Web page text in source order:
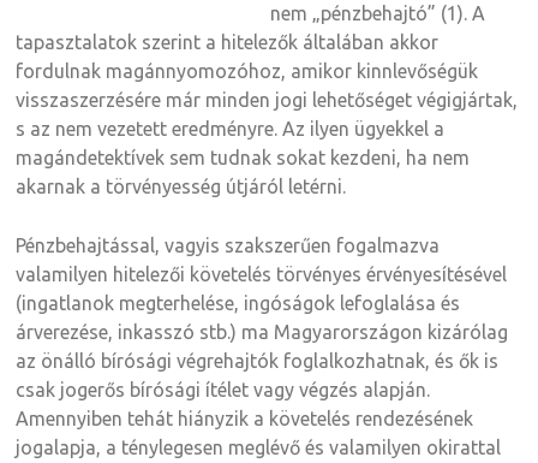
nem „pénzbehajtó” (1). A
tapasztalatok szerint a hitelezők általában akkor
fordulnak magánnyomozóhoz, amikor kinnlevőségük
visszaszerzésére már minden jogi lehetőséget végigjártak,
s az nem vezetett eredményre. Az ilyen ügyekkel a
magándetektívek sem tudnak sokat kezdeni, ha nem
akarnak a törvényesség útjáról letérni.
Pénzbehajtással, vagyis szakszerűen fogalmazva
valamilyen hitelezői követelés törvényes érvényesítésével
(ingatlanok megterhelése, ingóságok lefoglalása és
árverezése, inkasszó stb.) ma Magyarországon kizárólag
az önálló bírósági végrehajtók foglalkozhatnak, és ők is
csak jogerős bírósági ítélet vagy végzés alapján.
Amennyiben tehát hiányzik a követelés rendezésének
jogalapja, a ténylegesen meglévő és valamilyen okirattal